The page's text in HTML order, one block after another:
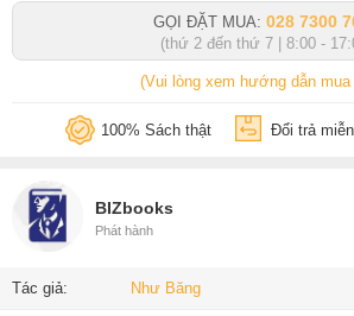
GỌI ĐẶT MUA: 028 7300
(thứ 2 đến thứ 7 | 8:00 -
(Vui lòng xem hướng dẫn mua
100% Sách thật Đổi trả
BIZbooks
Phát hành
Tác giả: Như Băng